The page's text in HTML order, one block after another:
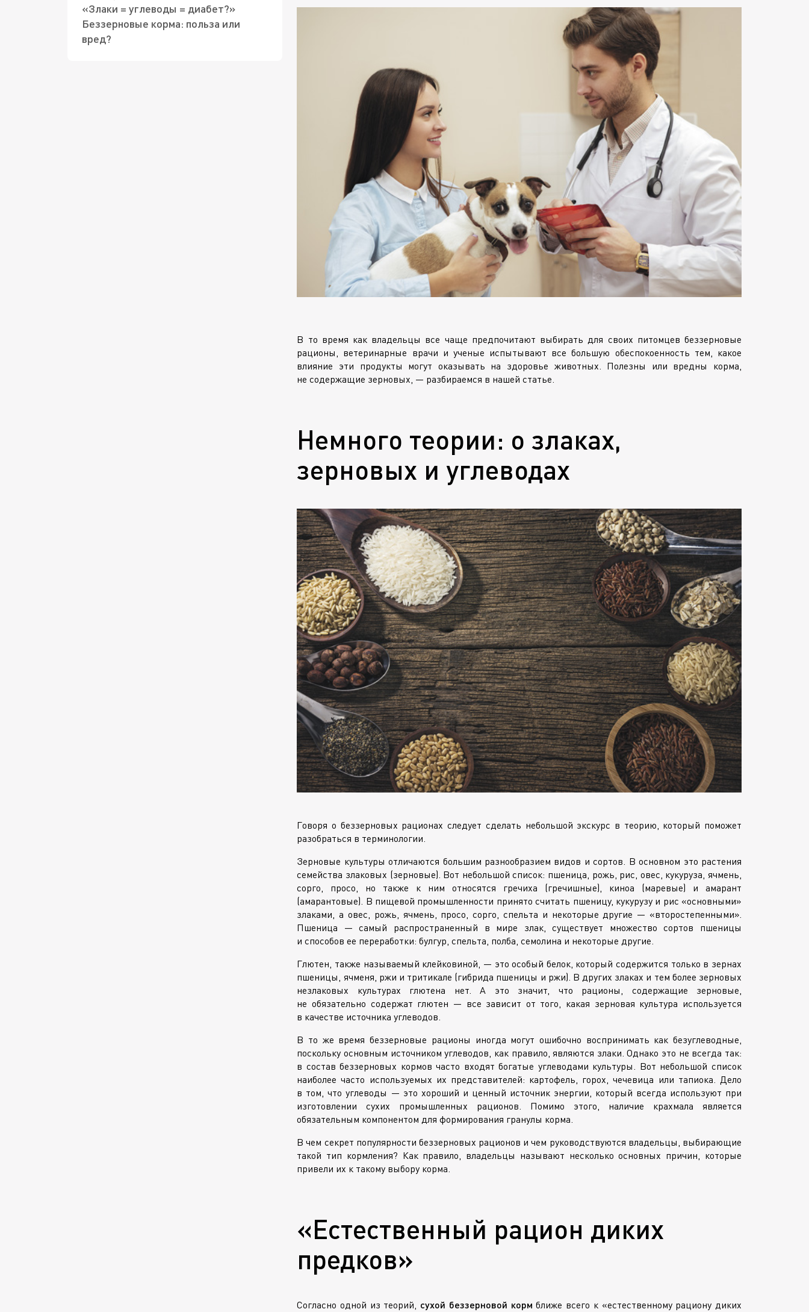
«Злаки = углеводы = диабет?»
Беззерновые корма: польза или
вред?
В то время как владельцы все чаще предпочитают выбирать для своих питомцев беззерновые
рационы, ветеринарные врачи и ученые испытывают все большую обеспокоенность тем, какое
влияние эти продукты могут оказывать на здоровье животных. Полезны или вредны корма,
не содержащие зерновых, — разбираемся в нашей статье.
Немного теории: о злаках,
зерновых и углеводах
Говоря о беззерновых рационах следует сделать небольшой экскурс в теорию, который поможет
разобраться в терминологии.
Зерновые культуры отличаются большим разнообразием видов и сортов. В основном это растения
семейства злаковых (зерновые). Вот небольшой список: пшеница, рожь, рис, овес, кукуруза, ячмень,
сорго, просо, но также к ним относятся гречиха (гречишные), киноа (маревые) и амарант
(амарантовые). В пищевой промышленности принято считать пшеницу, кукурузу и рис «основными»
злаками, а овес, рожь, ячмень, просо, сорго, спельта и некоторые другие — «второстепенными».
Пшеница — самый распространенный в мире злак, существует множество сортов пшеницы
и способов ее переработки: булгур, спельта, полба, семолина и некоторые другие.
Глютен, также называемый клейковиной, — это особый белок, который содержится только в зернах
пшеницы, ячменя, ржи и тритикале (гибрида пшеницы и ржи). В других злаках и тем более зерновых
незлаковых культурах глютена нет. А это значит, что рационы, содержащие зерновые,
не обязательно содержат глютен — все зависит от того, какая зерновая культура используется
в качестве источника углеводов.
В то же время беззерновые рационы иногда могут ошибочно воспринимать как безуглеводные,
поскольку основным источником углеводов, как правило, являются злаки. Однако это не всегда так:
в состав беззерновых кормов часто входят богатые углеводами культуры. Вот небольшой список
наиболее часто используемых их представителей: картофель, горох, чечевица или тапиока. Дело
в том, что углеводы — это хороший и ценный источник энергии, который всегда используют при
изготовлении сухих промышленных рационов. Помимо этого, наличие крахмала является
обязательным компонентом для формирования гранулы корма.
В чем секрет популярности беззерновых рационов и чем руководствуются владельцы, выбирающие
такой тип кормления? Как правило, владельцы называют несколько основных причин, которые
привели их к такому выбору корма.
«Естественный рацион диких
предков»
Согласно одной из теорий, сухой беззерновой корм ближе всего к «естественному рациону диких